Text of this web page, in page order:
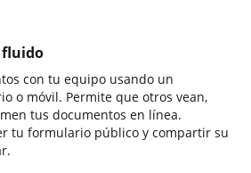
fluido
con tu equipo usando un
o móvil. Permite que otros vean,
tus documentos en línea.
tu formulario público y compartir su